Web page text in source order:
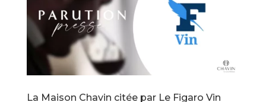
La Maison Chavin citée par Le Figaro Vin